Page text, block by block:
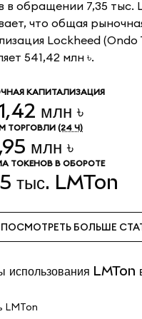
в обращении 7,35 тыс.
что общая
Lockheed (Ondo
541,42 млн ৳.
КАПИТАЛИЗАЦИЯ
млн ৳
ТОРГОВЛИ (24 Ч)
млн ৳
ТОКЕНОВ В ОБОРОТЕ
тыс. LMTon
ПОСМОТРЕТЬ БОЛЬШЕ
использования
LMTon